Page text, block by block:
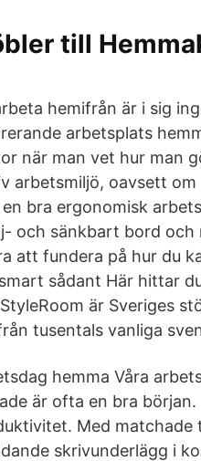
till
hemifrån är i sig
arbetsplats
när man vet hur man
arbetsmiljö, oavsett
bra ergonomisk
och sänkbart bord och
att fundera på hur du
sådant Här hittar
är Sveriges
tusentals vanliga
hemma Våra
är ofta en bra
Med
skrivunderlägg i